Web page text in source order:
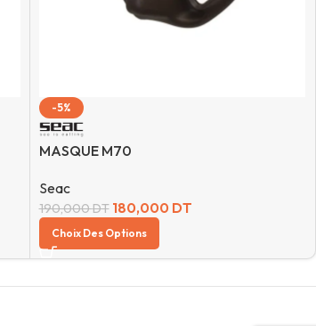
-5%
MASQUE M70
Seac
190,000DT 180,000 DT
Choix Des Options